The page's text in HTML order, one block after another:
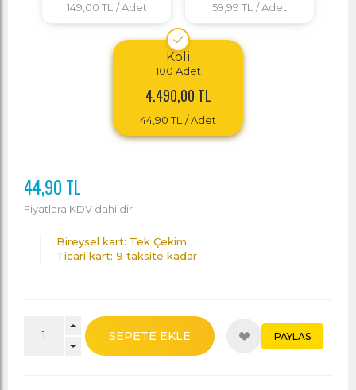
149,00 TL / Adet 59,99 TL / Adet
Koli
100 Adet
4.490,00 TL
44,90 TL / Adet
44,90 TL
Fiyatlara KDV dahildir
Bireysel kart: Tek Çekim
Ticari kart: 9 taksite kadar
SEPETE EKLE PAYLAS